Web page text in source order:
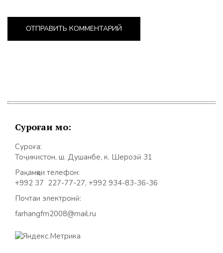
Суроғаи мо:
Суроға:
Тоҷикистон, ш. Душанбе, к. Шерозӣ 31
Рақамҳои телефон:
+992 37 227-77-27, +992 934-83-36-36
Почтаи электронӣ:
farhangfm2008@mail.ru